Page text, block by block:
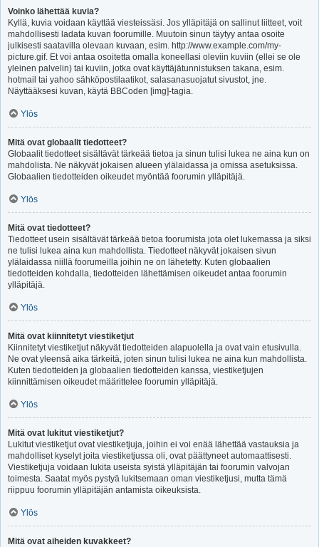
Voinko lähettää kuvia?
Kyllä, kuvia voidaan käyttää viesteissäsi. Jos ylläpitäjä on sallinut liitteet, voit
mahdollisesti ladata kuvan foorumille. Muutoin sinun täytyy antaa osoite
julkisesti saatavilla olevaan kuvaan, esim. http://www.example.com/my-
picture.gif. Et voi antaa osoitetta omalla koneellasi oleviin kuviin (ellei se ole
yleinen palvelin) tai kuviin, jotka ovat käyttäjätunnistuksen takana, esim.
hotmail tai yahoo sähköpostilaatikot, salasanasuojatut sivustot, jne.
Näyttääksesi kuvan, käytä BBCoden [img]-tagia.
Ylös
Mitä ovat globaalit tiedotteet?
Globaalit tiedotteet sisältävät tärkeää tietoa ja sinun tulisi lukea ne aina kun on
mahdolista. Ne näkyvät jokaisen alueen ylälaidassa ja omissa asetuksissa.
Globaalien tiedotteiden oikeudet myöntää foorumin ylläpitäjä.
Ylös
Mitä ovat tiedotteet?
Tiedotteet usein sisältävät tärkeää tietoa foorumista jota olet lukemassa ja siksi
ne tulisi lukea aina kun mahdollista. Tiedotteet näkyvät jokaisen sivun
ylälaidassa niillä foorumeilla joihin ne on lähetetty. Kuten globaalien
tiedotteiden kohdalla, tiedotteiden lähettämisen oikeudet antaa foorumin
ylläpitäjä.
Ylös
Mitä ovat kiinnitetyt viestiketjut
Kiinnitetyt viestiketjut näkyvät tiedotteiden alapuolella ja ovat vain etusivulla.
Ne ovat yleensä aika tärkeitä, joten sinun tulisi lukea ne aina kun mahdollista.
Kuten tiedotteiden ja globaalien tiedotteiden kanssa, viestiketjujen
kiinnittämisen oikeudet määrittelee foorumin ylläpitäjä.
Ylös
Mitä ovat lukitut viestiketjut?
Lukitut viestiketjut ovat viestiketjuja, joihin ei voi enää lähettää vastauksia ja
mahdolliset kyselyt joita viestiketjussa oli, ovat päättyneet automaattisesti.
Viestiketjuja voidaan lukita useista syistä ylläpitäjän tai foorumin valvojan
toimesta. Saatat myös pystyä lukitsemaan oman viestiketjusi, mutta tämä
riippuu foorumin ylläpitäjän antamista oikeuksista.
Ylös
Mitä ovat aiheiden kuvakkeet?